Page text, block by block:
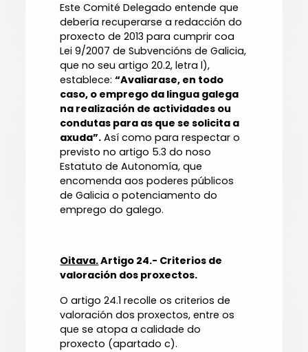
Este Comité Delegado entende que
debería recuperarse a redacción do
proxecto de 2013 para cumprir coa
Lei 9/2007 de Subvencións de Galicia,
que no seu artigo 20.2, letra l),
establece:“Avaliarase, en todo
caso, o emprego da lingua galega
na realización de actividades ou
condutas para as que se solicita a
axuda”. Así como para respectar o
previsto no artigo 5.3 do noso
Estatuto de Autonomía, que
encomenda aos poderes públicos
de Galicia o potenciamento do
emprego do galego.
Oitava.Artigo 24.- Criterios de
valoración dos proxectos.
O artigo 24.1 recolle os criterios de
valoración dos proxectos, entre os
que se atopa a calidade do
proxecto (apartado c).